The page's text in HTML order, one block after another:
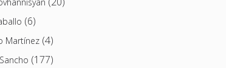
(6)
Martínez(4)
(177)